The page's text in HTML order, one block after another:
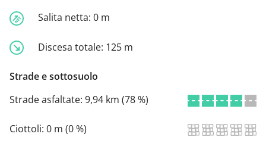
Salita netta: 0 m
Discesa totale: 125 m
Strade e sottosuolo
Strade asfaltate: 9,94 km (78 %)
Ciottoli: 0 m (0 %)